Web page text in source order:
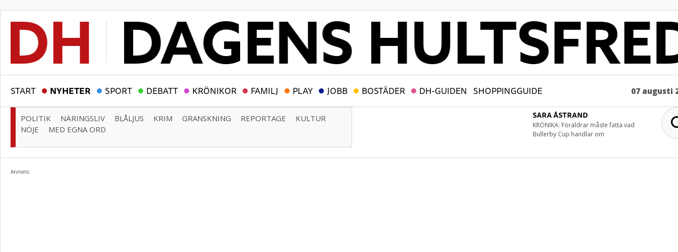
START NYHETER SPORT DEBATT KRÖNIKOR FAMILJ PLAY JOBB BOSTÄDER DH-GUIDEN SHOPPINGGUIDE 07 augusti
POLITIK NÄRINGSLIV BLÅLJUS KRIM GRANSKNING REPORTAGE
KULTUR
NÖJE
MED EGNA ORD
SARA ÅSTRAND
KRÖNIKA: Föräldrar måste fatta vad
Bullerby Cup handlar om
Annons: